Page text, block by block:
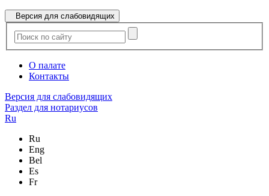
Версия для слабовидящих
О палате
Контакты
Версия для слабовидящих
Раздел для нотариусов
Ru
Ru
Eng
Bel
Es
Fr